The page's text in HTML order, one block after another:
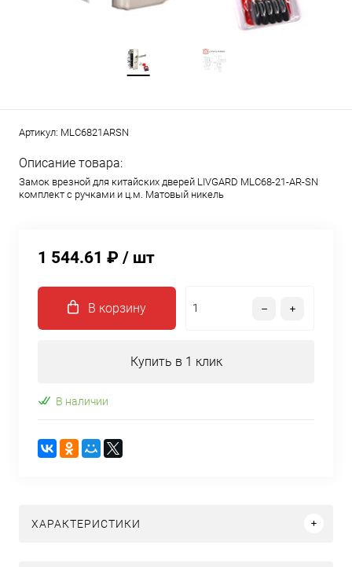
Артикул: MLC6821ARSN
Описание товара:
Замок врезной для китайских дверей LIVGARD MLC68-21-AR-SN
комплект с ручками и ц.м. Матовый никель
1 544.61 ₽ / шт
В корзину
Купить в 1 клик
В наличии
ХАРАКТЕРИСТИКИ